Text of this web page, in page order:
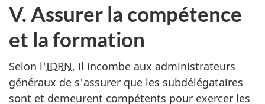
V. Assurer la compétence
et la formation
Selon l'IDRN, il incombe aux administrateurs
généraux de s'assurer que les subdélégataires
sont et demeurent compétents pour exercer les